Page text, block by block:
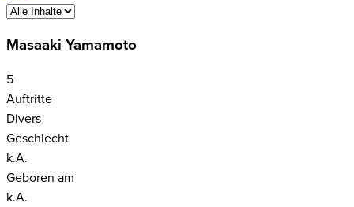
Masaaki Yamamoto
5
Auftritte
Divers
Geschlecht
k.A.
Geboren am
k.A.